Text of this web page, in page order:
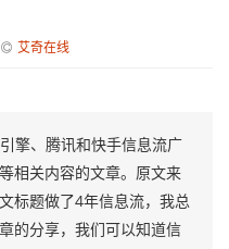
艾奇在线
擎、腾讯和快手信息流广
相关内容的文章。原文来
标题做了4年信息流，我总
的分享，我们可以知道信